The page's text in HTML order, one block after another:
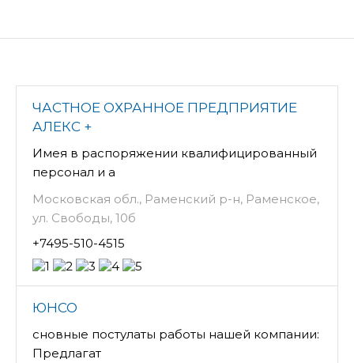
ЧАСТНОЕ ОХРАННОЕ ПРЕДПРИЯТИЕ
АЛЕКС +
Имея в распоряжении квалифицированный
персонал и а
Московская обл., Раменский р-н, Раменское,
ул. Свободы, 10б
+7495-510-4515
ЮНСО
сновные постулаты работы нашей компании:
Предлагат